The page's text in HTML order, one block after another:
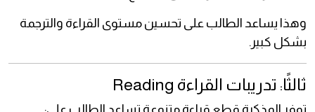
وهذا يساعد الطالب على تحسين مستوى القراءة والترجمة
بشكل كبير.
ثالثًا: تدريبات القراءة Reading